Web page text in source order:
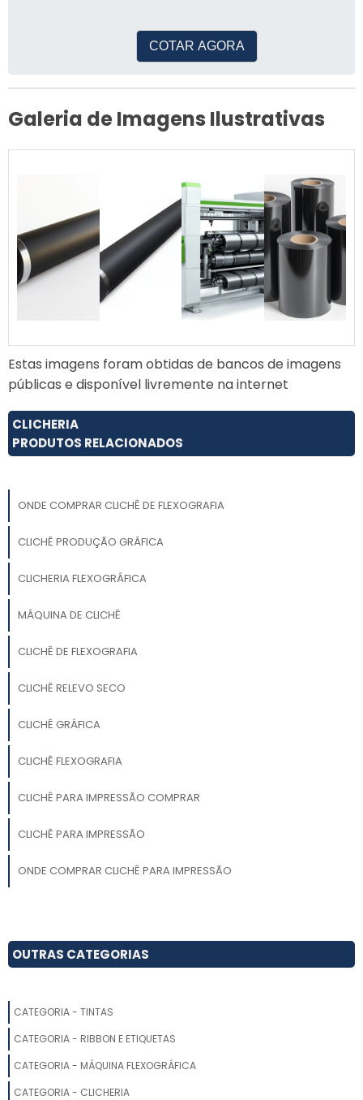
atuais,
COTAR AGORA
Galeria de Imagens Ilustrativas
Estas imagens foram obtidas de bancos de imagens
públicas e disponível livremente na internet
CLICHERIA
PRODUTOS RELACIONADOS
ONDE COMPRAR CLICHÊ DE FLEXOGRAFIA
CLICHÊ PRODUÇÃO GRÁFICA
CLICHERIA FLEXOGRÁFICA
MÁQUINA DE CLICHÊ
CLICHÊ DE FLEXOGRAFIA
CLICHÊ RELEVO SECO
CLICHÊ GRÁFICA
CLICHÊ FLEXOGRAFIA
CLICHÊ PARA IMPRESSÃO COMPRAR
CLICHÊ PARA IMPRESSÃO
ONDE COMPRAR CLICHÊ PARA IMPRESSÃO
CONFECÇÃO CLICHÊ IMPRESSÃO GRÁFICA
FÁBRICA DE CLICHÊ PARA GRÁFICA
CLICHÊ PARA IMPRESSÃO GRÁFICA
OUTRAS CATEGORIAS
CATEGORIA - TINTAS
CATEGORIA - RIBBON E ETIQUETAS
CATEGORIA - MÁQUINA FLEXOGRÁFICA
CATEGORIA - CLICHERIA